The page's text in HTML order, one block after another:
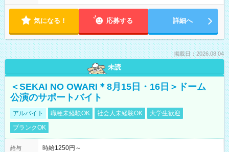
気になる！ 応募する 詳細へ
掲載日：2026.08.04
未読
＜SEKAI NO OWARI＊8月15日・16日＞ドーム
公演のサポートバイト
アルバイト 職種未経験OK 社会人未経験OK
大学生歓迎
ブランクOK
給与
時給1250円～